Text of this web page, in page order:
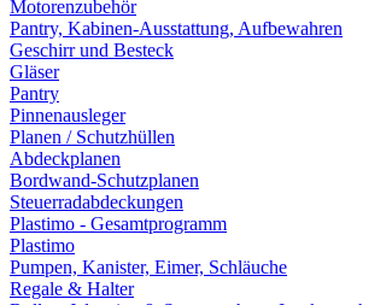
Motorenzubehör
Pantry, Kabinen-Ausstattung, Aufbewahren
Geschirr und Besteck
Gläser
Pantry
Pinnenausleger
Planen / Schutzhüllen
Abdeckplanen
Bordwand-Schutzplanen
Steuerradabdeckungen
Plastimo - Gesamtprogramm
Plastimo
Pumpen, Kanister, Eimer, Schläuche
Regale & Halter